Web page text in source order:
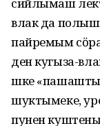
влак да
пайремым
ден кугыза-
шке
шуктымеке,
пунен